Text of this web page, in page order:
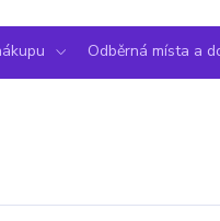
Odběrná místa a